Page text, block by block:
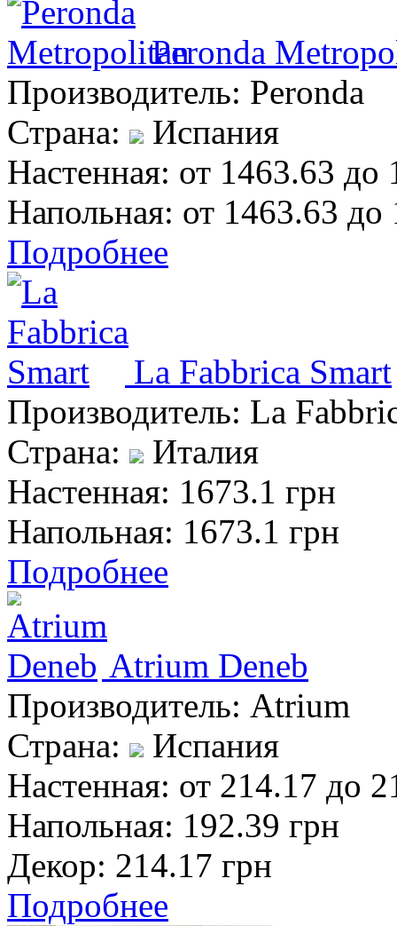
Peronda
Производитель: Peronda
Страна:
Испания
Настенная: от 1463.63 до
Напольная: от 1463.63 до
Подробнее
La Fabbrica Smart
Производитель: La
Страна:
Италия
Настенная: 1673.1 грн
Напольная: 1673.1 грн
Подробнее
Atrium Deneb
Производитель: Atrium
Страна:
Испания
Настенная: от 214.17 до
Напольная: 192.39 грн
Декор: 214.17 грн
Подробнее